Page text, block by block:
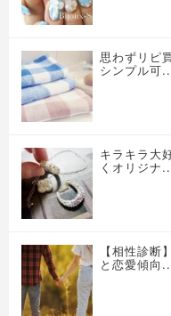
思わずリピ
シンプル可
キラキラ大
くオリジナ
【相性診断
と恋愛傾向